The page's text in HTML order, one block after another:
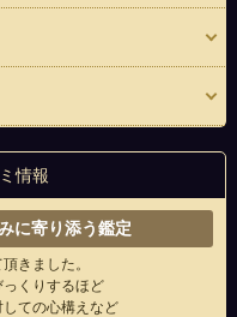
情報
に寄り添う鑑定
きました。
くりするほど
ての心構えなど